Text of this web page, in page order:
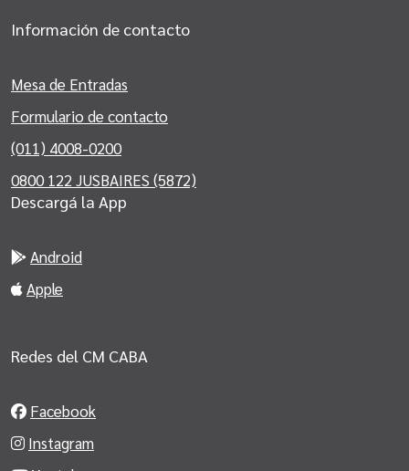
Información de contacto
Mesa de Entradas
Formulario de contacto
(011) 4008-0200
0800 122 JUSBAIRES (5872)
Descargá la App
Android
Apple
Redes del CM CABA
Facebook
Instagram